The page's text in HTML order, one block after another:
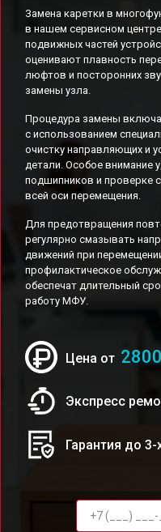
Замена каретки в
в нашем сервисном центре
подвижных частей
оценивают плавность
люфтов и посторонних
замены узла.
Процедура замены
с использованием
очистку направляющих и
детали. Особое внимание
подшипников и проверке
всей оси перемещения.
Для предотвращения
регулярно смазывать
движений при
профилактическое
обеспечат длительный
работу МФУ.
Цена от 2800
Экспресс
Гарантия до 3-